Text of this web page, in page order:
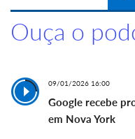
Ouça o
09/01/2026 16:00
Google recebe
em Nova York